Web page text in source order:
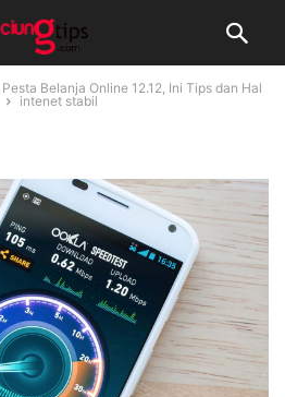
Belanja Online 12.12, Ini Tips dan Hal
intenet stabil